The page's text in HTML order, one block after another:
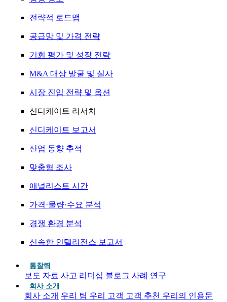
전략적 로드맵
공급망 및 가격 전략
기회 평가 및 성장 전략
M&A 대상 발굴 및 실사
시장 진입 전략 및 옵션
신디케이트 리서치
신디케이트 보고서
산업 동향 추적
맞춤형 조사
애널리스트 시간
가격·물량·수요 분석
경쟁 환경 분석
신속한 인텔리전스 보고서
통찰력
보도 자료 사고 리더십 블로그 사례 연구
회사 소개
회사 소개 우리 팀 우리 고객 고객 추천 우리의 인용문